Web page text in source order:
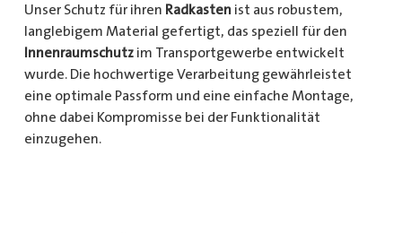
Unser Schutz für ihren Radkastenist aus robustem,
langlebigem Material gefertigt, das speziell für den
Innenraumschutzim Transportgewerbe entwickelt
wurde. Die hochwertige Verarbeitung gewährleistet
eine optimale Passform und eine einfache Montage,
ohne dabei Kompromisse bei der Funktionalität
einzugehen.